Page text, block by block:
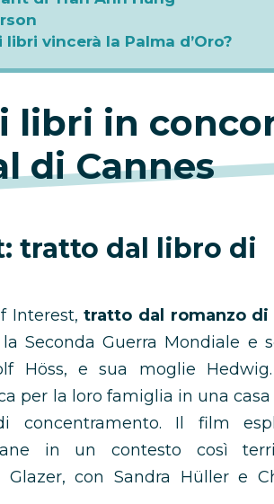
vincerà la Palma d’Oro?
libri in
di Cannes
tratto dal libro di
Interest,tratto dal romanzo di
Seconda Guerra Mondiale e
Höss, e sua moglie
per la loro famiglia in una casa
concentramento. Il film
in un contesto così
con Sandra Hüller e